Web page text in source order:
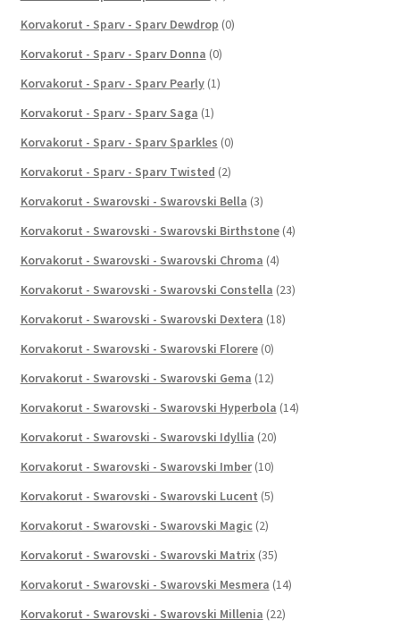
Korvakorut - Sparv - Sparv Dewdrop (0)
Korvakorut - Sparv - Sparv Donna (0)
Korvakorut - Sparv - Sparv Pearly (1)
Korvakorut - Sparv - Sparv Saga (1)
Korvakorut - Sparv - Sparv Sparkles (0)
Korvakorut - Sparv - Sparv Twisted (2)
Korvakorut - Swarovski - Swarovski Bella (3)
Korvakorut - Swarovski - Swarovski Birthstone (4)
Korvakorut - Swarovski - Swarovski Chroma (4)
Korvakorut - Swarovski - Swarovski Constella (23)
Korvakorut - Swarovski - Swarovski Dextera (18)
Korvakorut - Swarovski - Swarovski Florere (0)
Korvakorut - Swarovski - Swarovski Gema (12)
Korvakorut - Swarovski - Swarovski Hyperbola (14)
Korvakorut - Swarovski - Swarovski Idyllia (20)
Korvakorut - Swarovski - Swarovski Imber (10)
Korvakorut - Swarovski - Swarovski Lucent (5)
Korvakorut - Swarovski - Swarovski Magic (2)
Korvakorut - Swarovski - Swarovski Matrix (35)
Korvakorut - Swarovski - Swarovski Mesmera (14)
Korvakorut - Swarovski - Swarovski Millenia (22)